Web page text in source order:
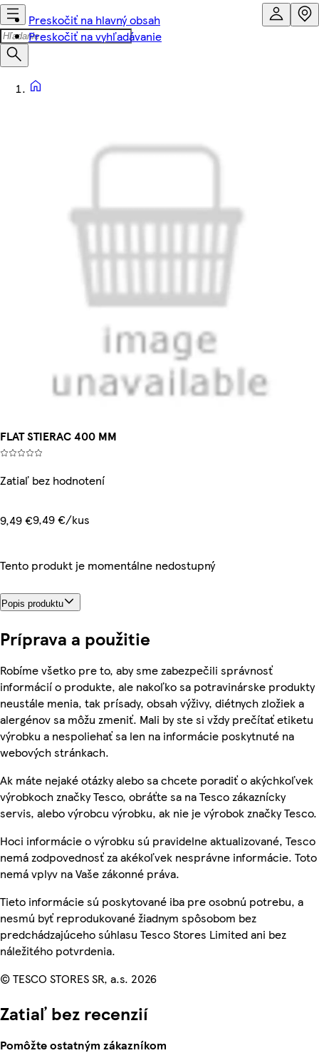
Preskočiť na hlavný obsah
Preskočiť na vyhľadávanie
FLAT STIERAC 400 MM
Zatiaľ bez hodnotení
9,49 €9,49 €/kus
Tento produkt je momentálne nedostupný
Popis produktu
Príprava a použitie
Robíme všetko pre to, aby sme zabezpečili správnosť
informácií o produkte, ale nakoľko sa potravinárske produkty
neustále menia, tak prísady, obsah výživy, diétnych zložiek a
alergénov sa môžu zmeniť. Mali by ste si vždy prečítať etiketu
výrobku a nespoliehať sa len na informácie poskytnuté na
webových stránkach.
Ak máte nejaké otázky alebo sa chcete poradiť o akýchkoľvek
výrobkoch značky Tesco, obráťte sa na Tesco zákaznícky
servis, alebo výrobcu výrobku, ak nie je výrobok značky Tesco.
Hoci informácie o výrobku sú pravidelne aktualizované, Tesco
nemá zodpovednosť za akékoľvek nesprávne informácie. Toto
nemá vplyv na Vaše zákonné práva.
Tieto informácie sú poskytované iba pre osobnú potrebu, a
nesmú byť reprodukované žiadnym spôsobom bez
predchádzajúceho súhlasu Tesco Stores Limited ani bez
náležitého potvrdenia.
© TESCO STORES SR, a.s. 2026
Zatiaľ bez recenzií
Pomôžte ostatným zákazníkom